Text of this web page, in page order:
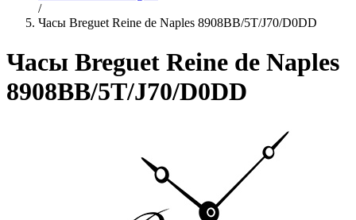
/
Часы Breguet Reine de Naples 8908BB/5T/J70/D0DD
Часы Breguet Reine de Naples
8908BB/5T/J70/D0DD